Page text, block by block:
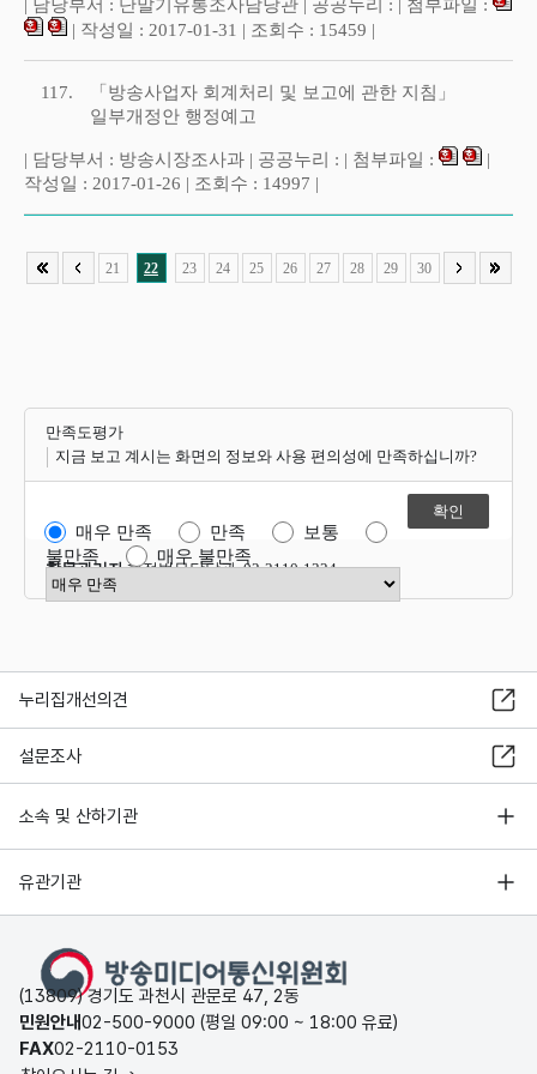
| 담당부서 : 단말기유통조사담당관 | 공공누리 : | 첨부파일 :
| 작성일 : 2017-01-31 | 조회수 : 15459 |
117.
「방송사업자 회계처리 및 보고에 관한 지침」
일부개정안 행정예고
| 담당부서 : 방송시장조사과 | 공공누리 : | 첨부파일 :
|
작성일 : 2017-01-26 | 조회수 : 14997 |
21 22 23 24 25 26 27 28 29 30
만족도평가
지금 보고 계시는 화면의 정보와 사용 편의성에 만족하십니까?
매우 만족 만족
보통
불만족
매우 불만족
만족도 점수 선택
항목관리자행정법무담당관 02-2110-1324
누리집개선의견
설문조사
소속 및 산하기관
유관기관
(13809) 경기도 과천시 관문로 47, 2동
민원안내02-500-9000 (평일 09:00 ~ 18:00 유료)
FAX02-2110-0153